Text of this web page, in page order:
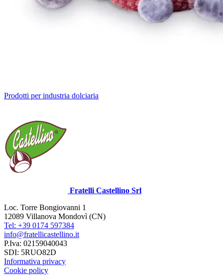
Prodotti per industria dolciaria
Fratelli Castellino Srl
Loc. Torre Bongiovanni 1
12089 Villanova Mondovì (CN)
Tel: +39 0174 597384
info@fratellicastellino.it
P.Iva: 02159040043
SDI: 5RUO82D
Informativa privacy
Cookie policy